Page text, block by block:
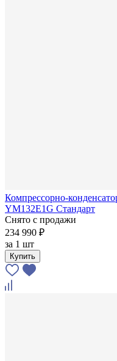
Компрессорно-
YM132E1G Стандарт
Снято с продажи
234 990 ₽
за 1 шт
Купить